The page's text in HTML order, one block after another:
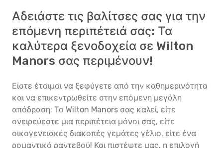
Αδειάστε τις βαλίτσες σας για την
επόμενη περιπέτειά σας: Τα
καλύτερα ξενοδοχεία σε Wilton
Manors σας περιμένουν!
Είστε έτοιμοι να ξεφύγετε από την καθημερινότητα
και να επικεντρωθείτε στην επόμενη μεγάλη
απόδραση; Το Wilton Manors σας καλεί, είτε
ονειρεύεστε μια περιπέτεια μόνοι σας, είτε
οικογενειακές διακοπές γεμάτες γέλιο, είτε ένα
ρομαντικό ραντεβού! Και πιστέψτε μας, η επιλογή